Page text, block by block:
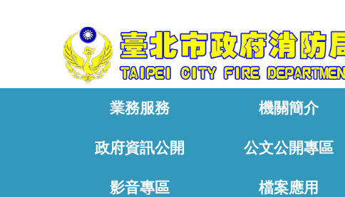
業務服務 機關簡介
政府資訊公開 公文公開專區
影音專區 檔案應用